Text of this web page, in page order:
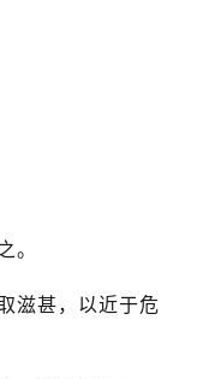
甚，以近于危